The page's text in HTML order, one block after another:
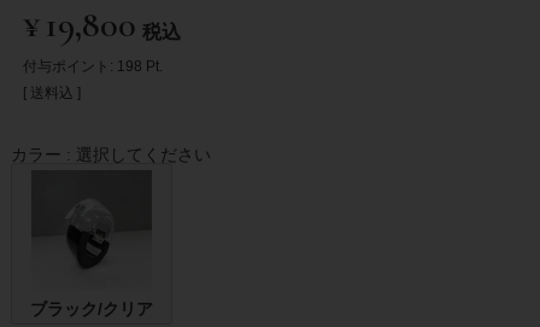
¥19,800 税込
付与ポイント: 198 Pt.
送料込
カラー 選択してください
ブラック/クリア